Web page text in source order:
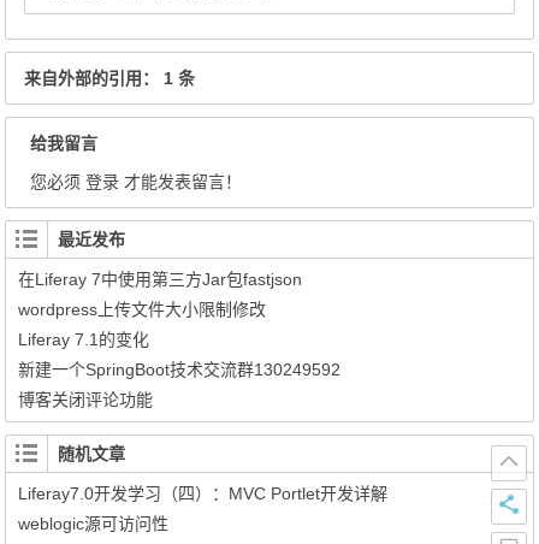
来自外部的引用： 1 条
给我留言
您必须 登录才能发表留言！
最近发布
在Liferay 7中使用第三方Jar包fastjson
wordpress上传文件大小限制修改
Liferay 7.1的变化
新建一个SpringBoot技术交流群130249592
博客关闭评论功能
随机文章
Liferay7.0开发学习（四）：MVC Portlet开发详解
weblogic源可访问性